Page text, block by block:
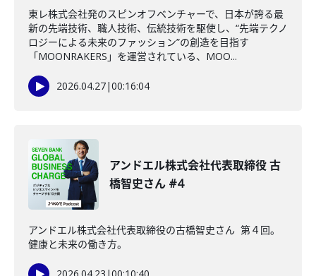
東レ株式会社発のスピンオフベンチャーで、日本が誇る最
新の先端技術、職人技術、伝統技術を駆使し、“先端テクノ
ロジーによる未来のファッション”の創造を目指す
「MOONRAKERS」を運営されている、MOO...
2026.04.27|00:16:04
アンドエル株式会社代表取締役 古
橋智史さん #4
アンドエル株式会社代表取締役の古橋智史さん 第４回。
健康と未来の働き方。